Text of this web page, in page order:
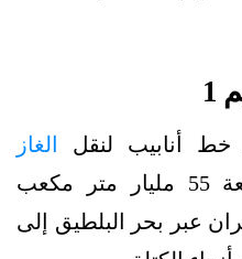
الغاز
إلى أوروبا، بسعة 55 مليار متر مكعب
عبر بحر البلطيق إلى